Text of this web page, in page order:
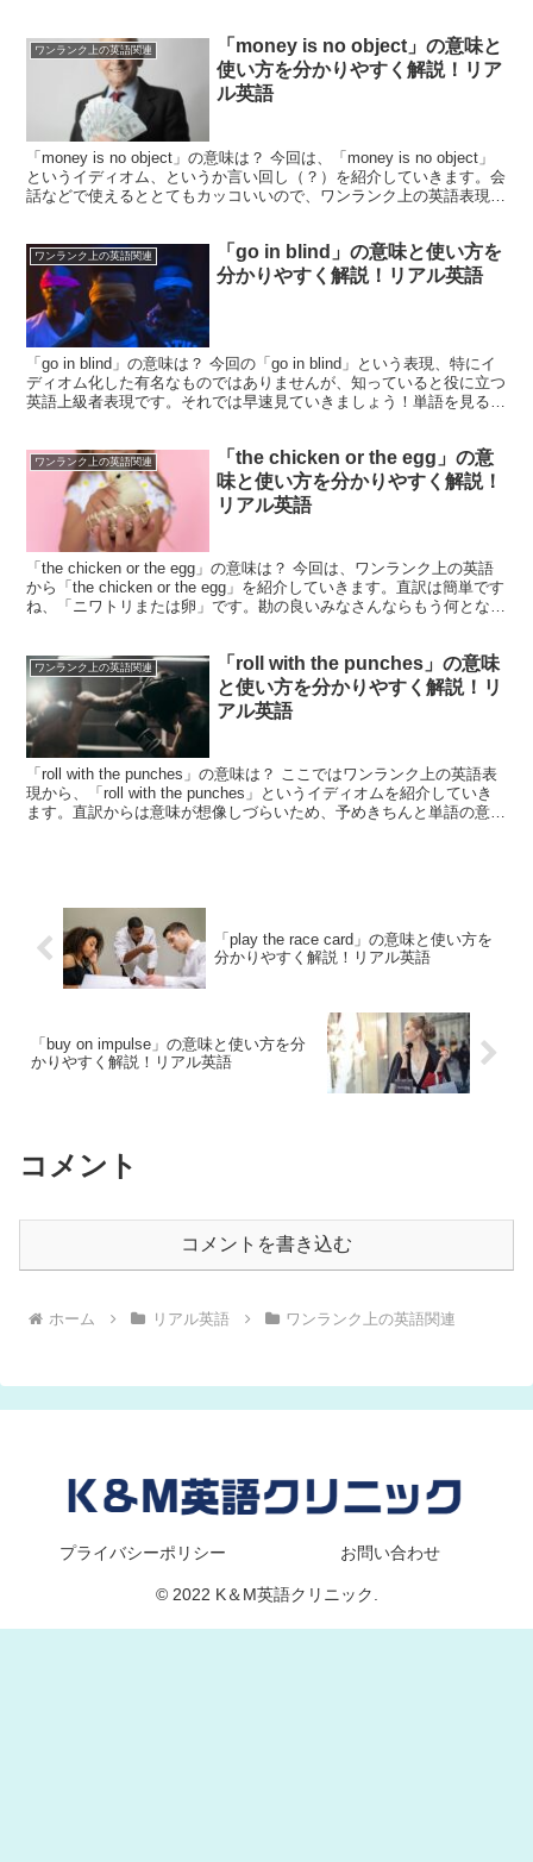
ワンランク上の英語関連
「money is no object」の意味と
使い方を分かりやすく解説！リア
ル英語
「money is no object」の意味は？ 今回は、「money is no object」
というイディオム、というか言い回し（？）を紹介していきます。会
話などで使えるととてもカッコいいので、ワンランク上の英語表現を
ワンランク上の英語関連
「go in blind」の意味と使い方を
分かりやすく解説！リアル英語
「go in blind」の意味は？ 今回の「go in blind」という表現、特にイ
ディオム化した有名なものではありませんが、知っていると役に立つ
英語上級者表現です。それでは早速見ていきましょう！単語を見る
ワンランク上の英語関連
「the chicken or the egg」の意
味と使い方を分かりやすく解説！
リアル英語
「the chicken or the egg」の意味は？ 今回は、ワンランク上の英語
から「the chicken or the egg」を紹介していきます。直訳は簡単です
ね、「ニワトリまたは卵」です。勘の良いみなさんならもう何となく
ワンランク上の英語関連
「roll with the punches」の意味
と使い方を分かりやすく解説！リ
アル英語
「roll with the punches」の意味は？ ここではワンランク上の英語表
現から、「roll with the punches」というイディオムを紹介していき
ます。直訳からは意味が想像しづらいため、予めきちんと単語の意味
「play the race card」の意味と使い方を
分かりやすく解説！リアル英語
「buy on impulse」の意味と使い方を分
かりやすく解説！リアル英語
コメント
コメントを書き込む
ホーム リアル英語 ワンランク上の英語関連
プライバシーポリシー お問い合わせ
© 2022 K＆M英語クリニック.